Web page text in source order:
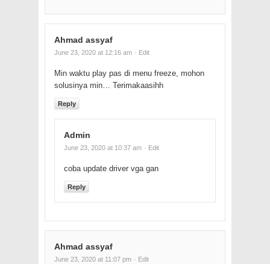
Ahmad assyaf
June 23, 2020 at 12:16 am · Edit
Min waktu play pas di menu freeze, mohon
solusinya min… Terimakaasihh
Reply
Admin
June 23, 2020 at 10:37 am · Edit
coba update driver vga gan
Reply
Ahmad assyaf
June 23, 2020 at 11:07 pm · Edit